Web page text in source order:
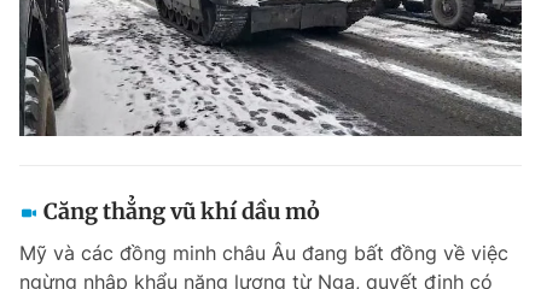
Căng thẳng vũ khí dầu mỏ
Mỹ và các đồng minh châu Âu đang bất đồng về việc
ngừng nhập khẩu năng lượng từ Nga, quyết định có